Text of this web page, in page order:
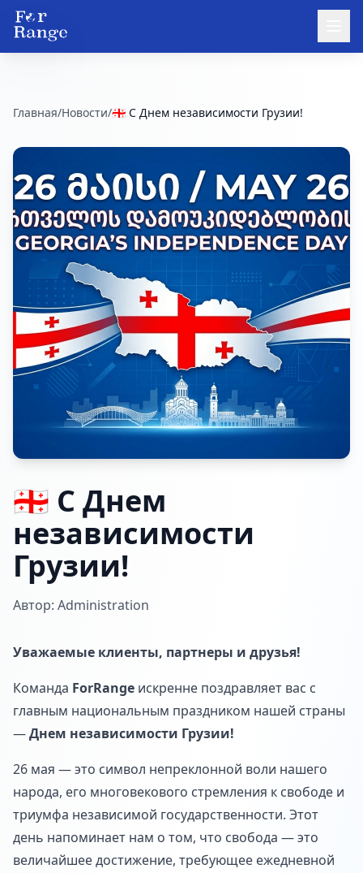
Главная/Новости/🇬🇪 С Днем независимости Грузии!
🇬🇪 С Днем
независимости
Грузии!
Автор: Administration
Уважаемые клиенты, партнеры и друзья!
Команда ForRange искренне поздравляет вас с
главным национальным праздником нашей страны
—Днем независимости Грузии!
26 мая — это символ непреклонной воли нашего
народа, его многовекового стремления к свободе и
триумфа независимой государственности. Этот
день напоминает нам о том, что свобода — это
величайшее достижение, требующее ежедневной